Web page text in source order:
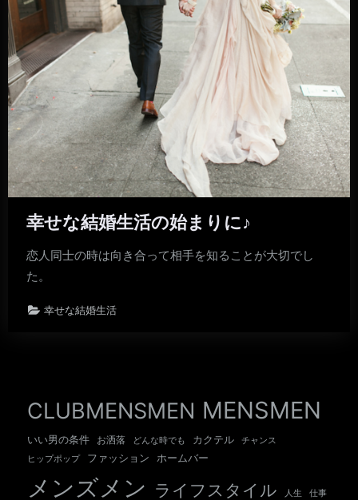
幸せな結婚生活の始まりに♪
恋人同士の時は向き合って相手を知ることが大切でし
た。
幸せな結婚生活
CLUBMENSMEN MENSMEN
いい男の条件 お洒落 どんな時でも カクテル チャンス
ヒップポップ ファッション ホームバー
メンズメン ライフスタイル 人生 仕事